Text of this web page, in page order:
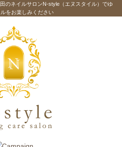
のネイルサロンN-style（エヌスタイル）でゆ
をお楽しみください